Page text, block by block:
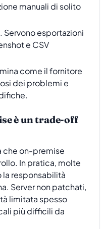
manuali di solito
. Servono esportazioni
e CSV
come il fornitore
dei problemi e
è un trade-off
che on-premise
In pratica, molte
la responsabilità
Server non patchati,
limitata spesso
più difficili da